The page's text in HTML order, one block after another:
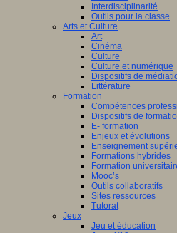
Interdisciplinarité
Outils pour la classe
Arts et Culture
Art
Cinéma
Culture
Culture et numérique
Dispositifs de
Littérature
Formation
Compétences
Dispositifs de
E- formation
Enjeux et évolutions
Enseignement
Formations hybrides
Formation
Mooc’s
Outils collaboratifs
Sites ressources
Tutorat
Jeux
Jeu et éducation